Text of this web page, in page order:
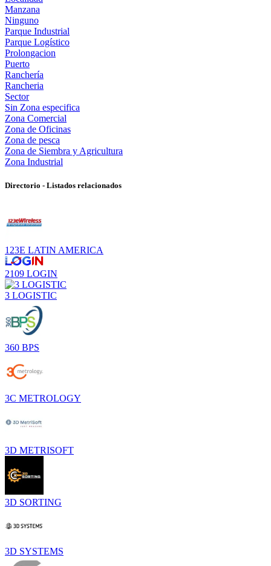
Manzana
Ninguno
Parque Industrial
Parque Logístico
Prolongacion
Puerto
Ranchería
Rancheria
Sector
Sin Zona especifica
Zona Comercial
Zona de Oficinas
Zona de pesca
Zona de Siembra y Agricultura
Zona Industrial
Directorio - Listados relacionados
123E LATIN AMERICA
2109 LOGIN
3 LOGISTIC
360 BPS
3C METROLOGY
3D METRISOFT
3D SORTING
3D SYSTEMS